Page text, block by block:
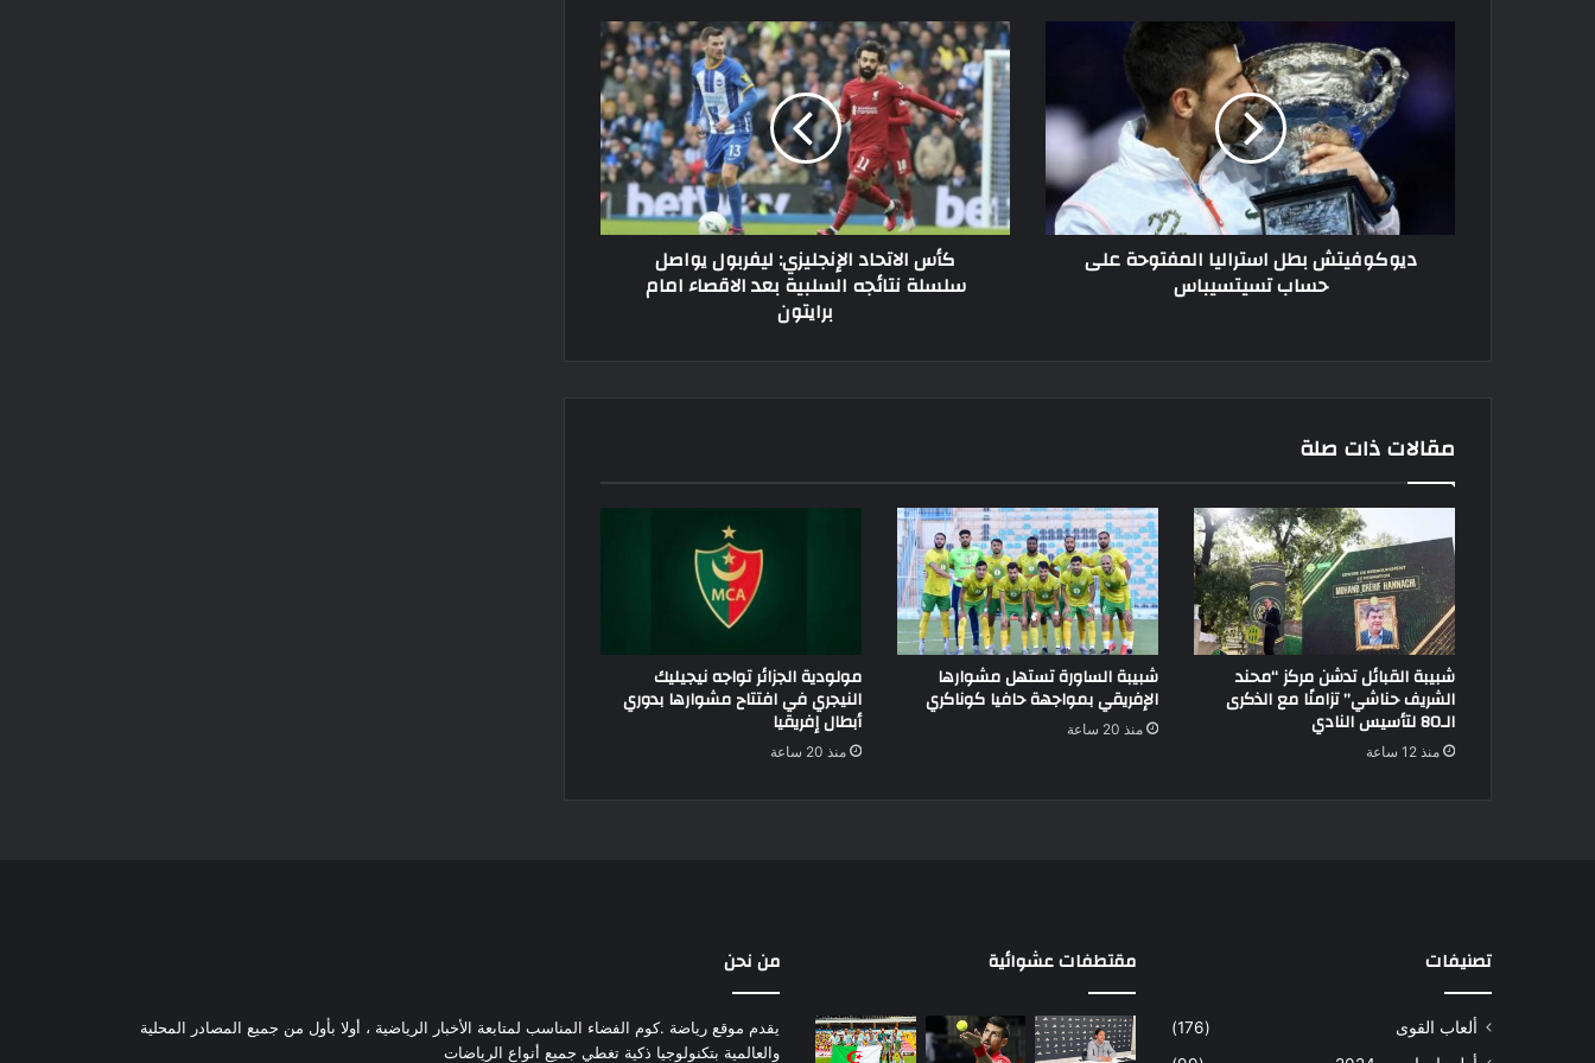
استراليا
على
تسيتسيباس
ديوكوفيتش بطل استراليا المفتوحة على
حساب تسيتسيباس
كأس
الاتحاد
الإنجليزي:
ليفربول
يواصل
سلسلة
نتائجه
السلبية
بعد
كأس الاتحاد الإنجليزي: ليفربول يواصل
سلسلة نتائجه السلبية بعد الاقصاء امام
برايتون
مقالات ذات صلة
شبيبة القبائل تدشن مركز “محند
الشريف حناشي” تزامنًا مع الذكرى
الـ80 لتأسيس النادي
منذ 12 ساعة
شبيبة الساورة تستهل مشوارها
الإفريقي بمواجهة حافيا كوناكري
منذ 20 ساعة
مولودية الجزائر تواجه نيجيليك
النيجري في افتتاح مشوارها بدوري
أبطال إفريقيا
منذ 20 ساعة
تصنيفات
ألعاب القوى
(176)
مقتطفات عشوائية من نحن
يقدم موقع رياضة .كوم الفضاء المناسب لمتابعة الأخبار الرياضية ، أولا بأول من جميع المصادر المحلية
والعالمية بتكنولوجيا ذكية تغطي جميع أنواع الرياضات